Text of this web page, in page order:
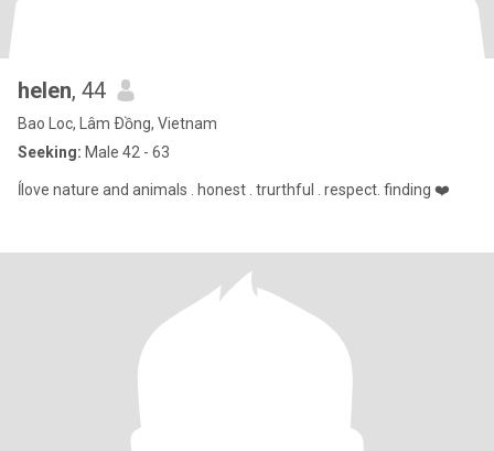
helen, 44
Bao Loc, Lâm Ðồng, Vietnam
Seeking: Male 42 - 63
ĺlove nature and animals . honest . trurthful . respect. finding ❤️